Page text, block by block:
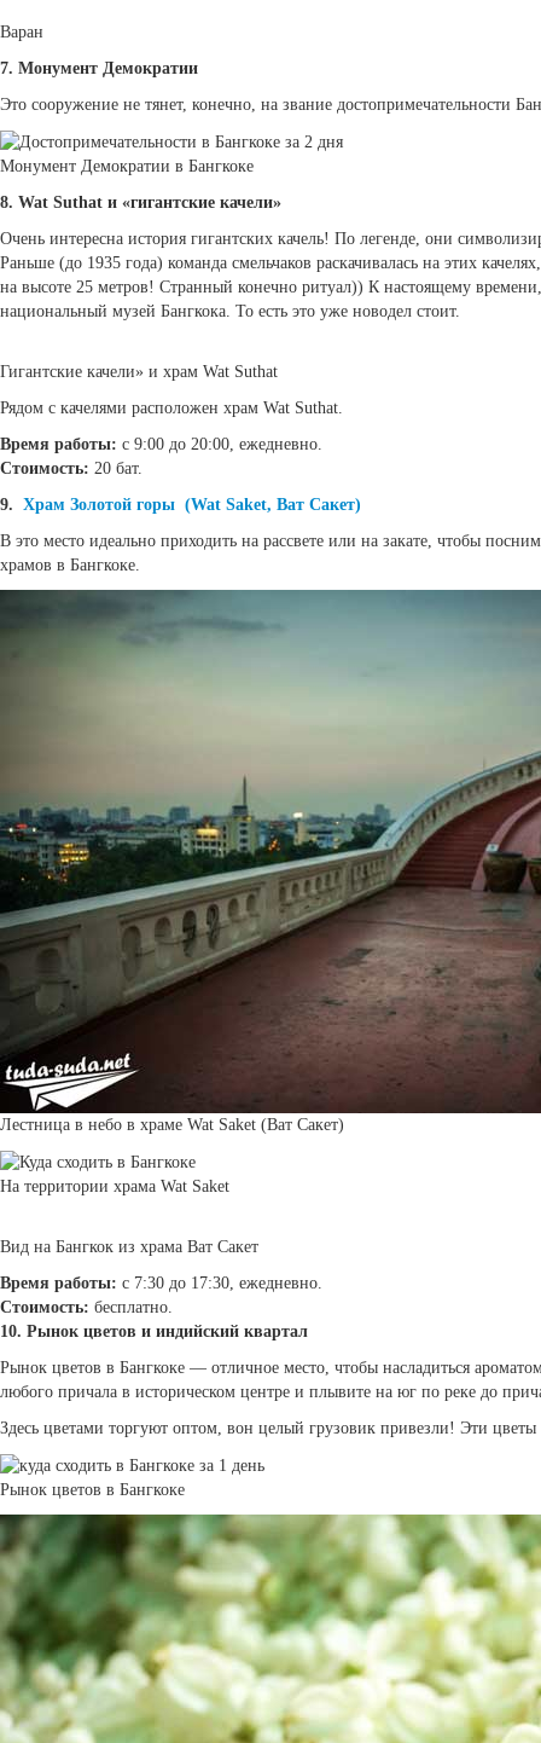
Варан
7. Монумент Демократии
Это сооружение не тянет, конечно, на звание достопримечательности
Монумент Демократии в Бангкоке
8. Wat Suthat и «гигантские качели»
Очень интересна история гигантских качель! По легенде, они
Раньше (до 1935 года) команда смельчаков раскачивалась на этих
на высоте 25 метров! Странный конечно ритуал)) К настоящему
национальный музей Бангкока. То есть это уже новодел стоит.
Гигантские качели» и храм Wat Suthat
Рядом с качелями расположен храм Wat Suthat.
Время работы: с 9:00 до 20:00, ежедневно.
Стоимость: 20 бат.
9. Храм Золотой горы (Wat Saket, Ват Сакет)
В это место идеально приходить на рассвете или на закате, чтобы
храмов в Бангкоке.
Лестница в небо в храме Wat Saket (Ват Сакет)
На территории храма Wat Saket
Вид на Бангкок из храма Ват Сакет
Время работы: с 7:30 до 17:30, ежедневно.
Стоимость: бесплатно.
10. Рынок цветов и индийский квартал
Рынок цветов в Бангкоке — отличное место, чтобы насладиться
любого причала в историческом центре и плывите на юг по реке до
Здесь цветами торгуют оптом, вон целый грузовик привезли! Эти
Рынок цветов в Бангкоке